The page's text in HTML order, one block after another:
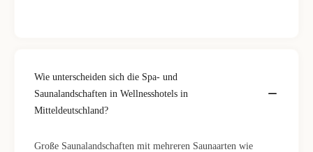
Wie unterscheiden sich die Spa- und
Saunalandschaften in Wellnesshotels in
Mitteldeutschland?
Große Saunalandschaften mit mehreren Saunaarten wie